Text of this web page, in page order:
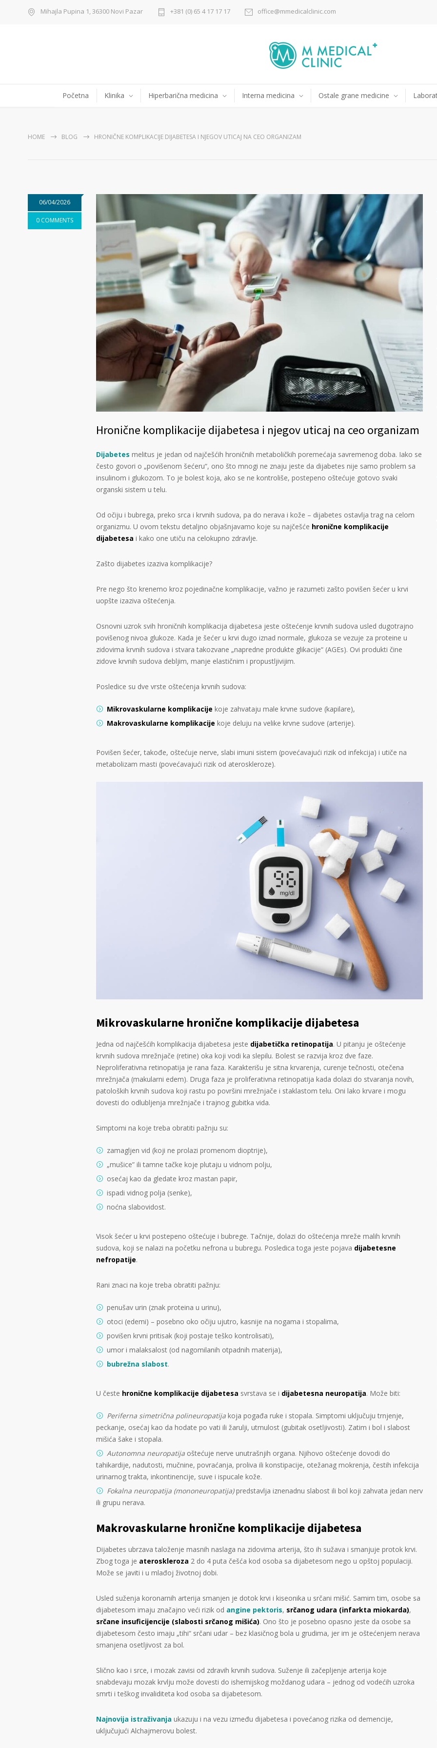
Mihajla Pupina 1, 36300 Novi Pazar +381 (0) 65 4 17 17 17 office@mmedicalclinic.com
Početna Klinika Hiperbarična medicina Interna medicina Ostale grane medicine
HOME BLOG HRONIČNE KOMPLIKACIJE DIJABETESA I NJEGOV UTICAJ NA CEO ORGANIZAM
06/04/2026
0 COMMENTS
Hronične komplikacije dijabetesa i njegov uticaj na ceo organizam
Dijabetes melitus je jedan od najčešćih hroničnih metaboličkih poremećaja savremenog doba. Iako se
često govori o „povišenom šećeru“, ono što mnogi ne znaju jeste da dijabetes nije samo problem sa
insulinom i glukozom. To je bolest koja, ako se ne kontroliše, postepeno oštećuje gotovo svaki
organski sistem u telu.
Od očiju i bubrega, preko srca i krvnih sudova, pa do nerava i kože – dijabetes ostavlja trag na celom
organizmu. U ovom tekstu detaljno objašnjavamo koje su najčešće hronične komplikacije
dijabetesa i kako one utiču na celokupno zdravlje.
Zašto dijabetes izaziva komplikacije?
Pre nego što krenemo kroz pojedinačne komplikacije, važno je razumeti zašto povišen šećer u krvi
uopšte izaziva oštećenja.
Osnovni uzrok svih hroničnih komplikacija dijabetesa jeste oštećenje krvnih sudova usled dugotrajno
povišenog nivoa glukoze. Kada je šećer u krvi dugo iznad normale, glukoza se vezuje za proteine u
zidovima krvnih sudova i stvara takozvane „napredne produkte glikacije“ (AGEs). Ovi produkti čine
zidove krvnih sudova debljim, manje elastičnim i propustljivijim.
Posledice su dve vrste oštećenja krvnih sudova:
Mikrovaskularne komplikacije koje zahvataju male krvne sudove (kapilare),
Makrovaskularne komplikacije koje deluju na velike krvne sudove (arterije).
Povišen šećer, takođe, oštećuje nerve, slabi imuni sistem (povećavajući rizik od infekcija) i utiče na
metabolizam masti (povećavajući rizik od ateroskleroze).
Mikrovaskularne hronične komplikacije dijabetesa
Jedna od najčešćih komplikacija dijabetesa jeste dijabetička retinopatija. U pitanju je oštećenje
krvnih sudova mrežnjače (retine) oka koji vodi ka slepilu. Bolest se razvija kroz dve faze.
Neproliferativna retinopatija je rana faza. Karakterišu je sitna krvarenja, curenje tečnosti, otečena
mrežnjača (makularni edem). Druga faza je proliferativna retinopatija kada dolazi do stvaranja novih,
patoloških krvnih sudova koji rastu po površini mrežnjače i staklastom telu. Oni lako krvare i mogu
dovesti do odlubljenja mrežnjače i trajnog gubitka vida.
Simptomi na koje treba obratiti pažnju su:
zamagljen vid (koji ne prolazi promenom dioptrije),
„mušice” ili tamne tačke koje plutaju u vidnom polju,
osećaj kao da gledate kroz mastan papir,
ispadi vidnog polja (senke),
noćna slabovidost.
Visok šećer u krvi postepeno oštećuje i bubrege. Tačnije, dolazi do oštećenja mreže malih krvnih
sudova, koji se nalazi na početku nefrona u bubregu. Posledica toga jeste pojava dijabetesne
nefropatije.
Rani znaci na koje treba obratiti pažnju:
penušav urin (znak proteina u urinu),
otoci (edemi) – posebno oko očiju ujutro, kasnije na nogama i stopalima,
povišen krvni pritisak (koji postaje teško kontrolisati),
umor i malaksalost (od nagomilanih otpadnih materija),
bubrežna slabost.
U česte hronične komplikacije dijabetesa svrstava se i dijabetesna neuropatija. Može biti:
Periferna simetrična polineuropatija koja pogađa ruke i stopala. Simptomi uključuju trnjenje,
peckanje, osećaj kao da hodate po vati ili žarulji, utrnulost (gubitak osetljivosti). Zatim i bol i slabost
mišića šake i stopala.
Autonomna neuropatija oštećuje nerve unutrašnjih organa. Njihovo oštećenje dovodi do
tahikardije, nadutosti, mučnine, povraćanja, proliva ili konstipacije, otežanag mokrenja, čestih infekcija
urinarnog trakta, inkontinencije, suve i ispucale kože.
Fokalna neuropatija (mononeuropatija)predstavlja iznenadnu slabost ili bol koji zahvata jedan nerv
ili grupu nerava.
Makrovaskularne hronične komplikacije dijabetesa
Dijabetes ubrzava taloženje masnih naslaga na zidovima arterija, što ih sužava i smanjuje protok krvi.
Zbog toga je ateroskleroza 2 do 4 puta češća kod osoba sa dijabetesom nego u opštoj populaciji.
Može se javiti i u mlađoj životnoj dobi.
Usled suženja koronarnih arterija smanjen je dotok krvi i kiseonika u srčani mišić. Samim tim, osobe sa
dijabetesom imaju značajno veći rizik od angine pektoris, srčanog udara (infarkta miokarda),
srčane insuficijencije (slabosti srčanog mišića). Ono što je posebno opasno jeste da osobe sa
dijabetesom često imaju „tihi“ srčani udar – bez klasičnog bola u grudima, jer im je oštećenjem nerava
smanjena osetljivost za bol.
Slično kao i srce, i mozak zavisi od zdravih krvnih sudova. Suženje ili začepljenje arterija koje
snabdevaju mozak krvlju može dovesti do ishemijskog moždanog udara – jednog od vodećih uzroka
smrti i teškog invaliditeta kod osoba sa dijabetesom.
Najnovija istraživanja ukazuju i na vezu između dijabetesa i povećanog rizika od demencije,
uključujući Alchajmerovu bolest.